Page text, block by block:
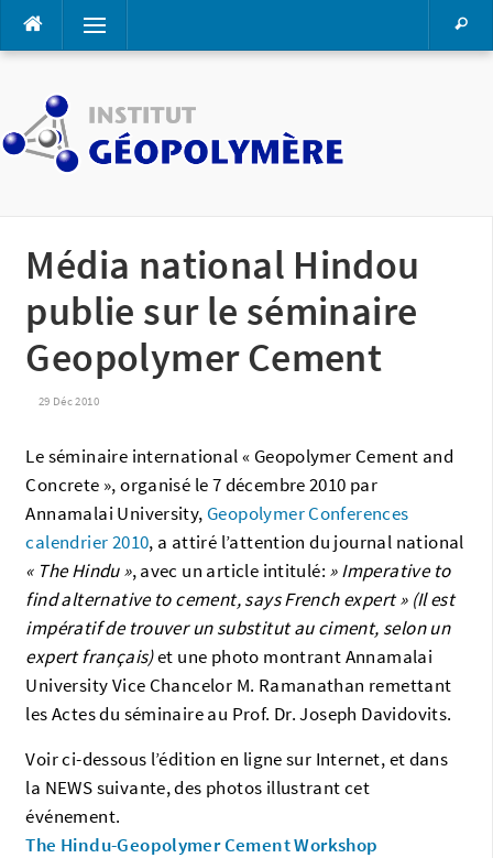
Aller
Menu
Média national Hindou
publie sur le séminaire
Geopolymer Cement
29 Déc 2010
Le séminaire international « Geopolymer Cement and
Concrete », organisé le 7 décembre 2010 par
Annamalai University, Geopolymer Conferences
calendrier 2010, a attiré l’attention du journal national
« The Hindu », avec un article intitulé: » Imperative to
find alternative to cement, says French expert » (Il est
impératif de trouver un substitut au ciment, selon un
expert français)et une photo montrant Annamalai
University Vice Chancelor M. Ramanathan remettant
les Actes du séminaire au Prof. Dr. Joseph Davidovits.
Voir ci-dessous l’édition en ligne sur Internet, et dans
la NEWS suivante, des photos illustrant cet
événement.
The Hindu-Geopolymer Cement Workshop